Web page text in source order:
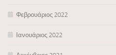
Φεβρουάριος 2022
Ιανουάριος 2022